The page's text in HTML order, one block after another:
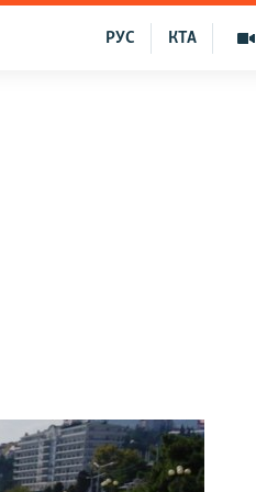
КТА
РУС